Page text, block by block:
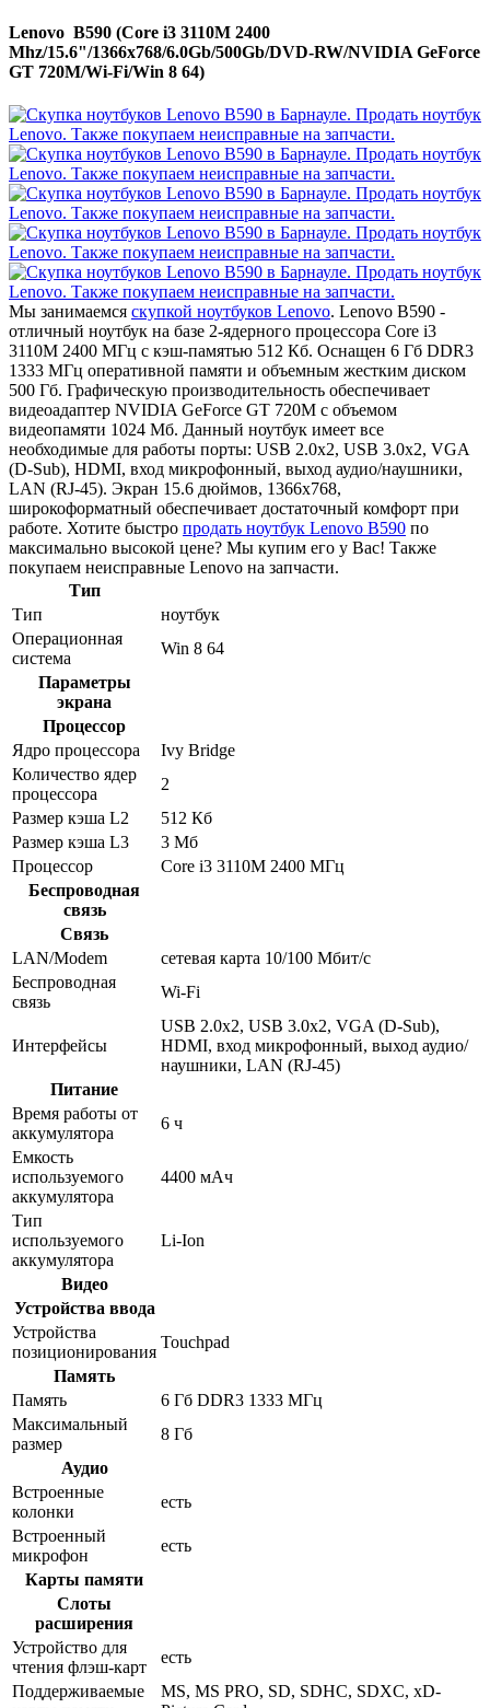
Lenovo B590 (Core i3 3110M 2400
Mhz/15.6"/1366x768/6.0Gb/500Gb/DVD-RW/NVIDIA GeForce
GT 720M/Wi-Fi/Win 8 64)
Мы занимаемся скупкой ноутбуков Lenovo. Lenovo B590 -
отличный ноутбук на базе 2-ядерного процессора Core i3
3110M 2400 МГц с кэш-памятью 512 Кб. Оснащен 6 Гб DDR3
1333 МГц оперативной памяти и объемным жестким диском
500 Гб. Графическую производительность обеспечивает
видеоадаптер NVIDIA GeForce GT 720M с объемом
видеопамяти 1024 Мб. Данный ноутбук имеет все
необходимые для работы порты: USB 2.0x2, USB 3.0x2, VGA
(D-Sub), HDMI, вход микрофонный, выход аудио/наушники,
LAN (RJ-45). Экран 15.6 дюймов, 1366x768,
широкоформатный обеспечивает достаточный комфорт при
работе. Хотите быстро продать ноутбук Lenovo B590 по
максимально высокой цене? Мы купим его у Вас! Также
покупаем неисправные Lenovo на запчасти.
Тип
Тип
ноутбук
Операционная
система
Win 8 64
Параметры
экрана
Процессор
Ядро процессора
Ivy Bridge
Количество ядер
процессора
2
Размер кэша L2
512 Кб
Размер кэша L3
3 Мб
Процессор
Core i3 3110M 2400 МГц
Беспроводная
связь
Связь
LAN/Modem
сетевая карта 10/100 Мбит/c
Беспроводная
связь
Wi-Fi
Интерфейсы
USB 2.0x2, USB 3.0x2, VGA (D-Sub),
HDMI, вход микрофонный, выход аудио/
наушники, LAN (RJ-45)
Питание
Время работы от
аккумулятора
6 ч
Емкость
используемого
аккумулятора
4400 мАч
Тип
используемого
аккумулятора
Li-Ion
Видео
Устройства ввода
Устройства
позиционирования
Touchpad
Память
Память
6 Гб DDR3 1333 МГц
Максимальный
размер
8 Гб
Аудио
Встроенные
колонки
есть
Встроенный
микрофон
есть
Карты памяти
Слоты
расширения
Устройство для
чтения флэш-карт
есть
Поддерживаемые
MS, MS PRO, SD, SDHC, SDXC, xD-